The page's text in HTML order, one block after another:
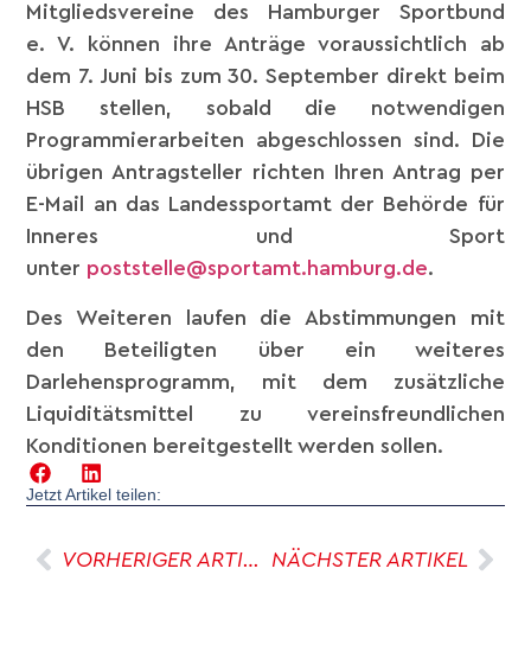
Mitgliedsvereine des Hamburger Sportbund
e. V. können ihre Anträge voraussichtlich ab
dem 7. Juni bis zum 30. September direkt beim
HSB stellen, sobald die notwendigen
Programmierarbeiten abgeschlossen sind. Die
übrigen Antragsteller richten Ihren Antrag per
E-Mail an das Landessportamt der Behörde für
Inneres und Sport
unter poststelle@sportamt.hamburg.de.
Des Weiteren laufen die Abstimmungen mit
den Beteiligten über ein weiteres
Darlehensprogramm, mit dem zusätzliche
Liquiditätsmittel zu vereinsfreundlichen
Konditionen bereitgestellt werden sollen.
Jetzt Artikel teilen:
VORHERIGER ARTIKEL NÄCHSTER ARTIKEL